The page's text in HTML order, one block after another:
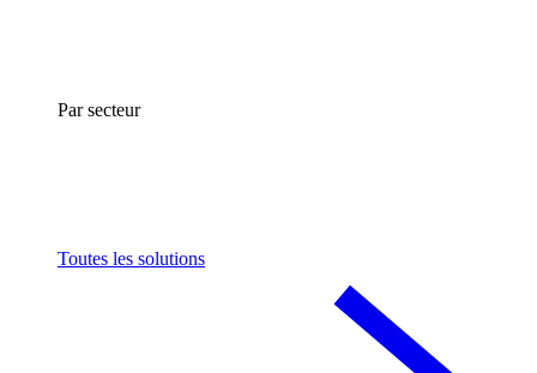
Par secteur
Toutes les solutions